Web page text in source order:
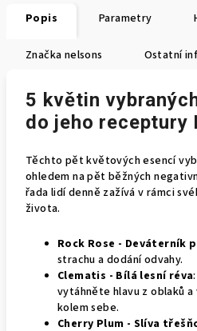
Popis Parametry
Značka nelsons Ostatní
5 květin
do jeho receptury
Těchto pět květových esencí
ohledem na pět běžných
řada lidí denně zažívá v rámci
života.
Rock Rose - Deváterník
strachu a dodání odvahy.
Clematis - Bílá lesní réva
vytáhněte hlavu z oblaků
kolem sebe.
Cherry Plum - Slíva